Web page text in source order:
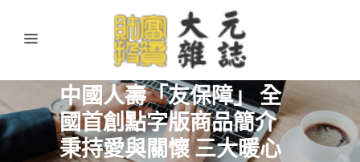
中國人壽「友保障」 全
國首創點字版商品簡介
秉持愛與關懷 三大暖心